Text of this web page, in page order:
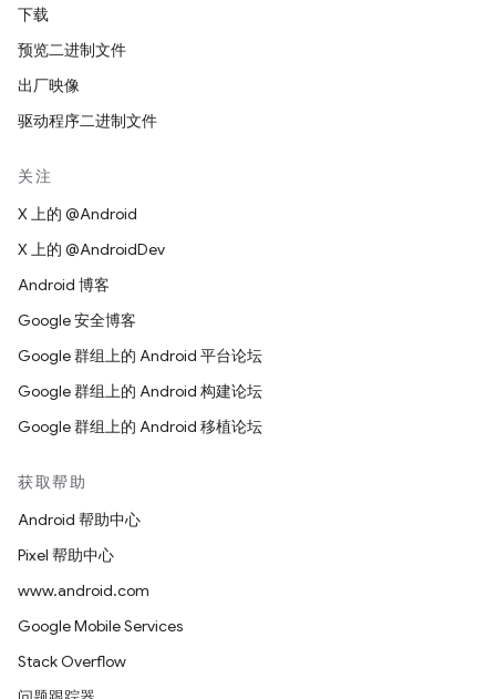
下载
预览二进制文件
出厂映像
驱动程序二进制文件
关注
X 上的 @Android
X 上的 @AndroidDev
Android 博客
Google 安全博客
Google 群组上的 Android 平台论坛
Google 群组上的 Android 构建论坛
Google 群组上的 Android 移植论坛
获取帮助
Android 帮助中心
Pixel 帮助中心
www.android.com
Google Mobile Services
Stack Overflow